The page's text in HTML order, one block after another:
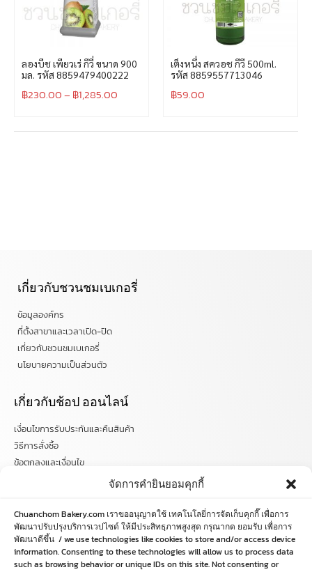
จัดการคำยินยอมคุกกี้
Chuanchom Bakery.com เราขออนุญาตใช้ เทคโนโลยี่การจัดเก็บคุกกี๊ เพื่อการ
พัฒนาปรับปรุงบริการเวปไซด์ ให้มีประสิทธฺภาพสูงสุด กรุณากด ยอมรับ เพื่อการ
พัฒนาดีขึ้น / we use technologies like cookies to store and/or access device
information. Consenting to these technologies will allow us to process data
such as browsing behavior or unique IDs on this site. Not consenting or
ลองบีช เพียวเร่ กีวี่ ขนาด 900
มล. รหัส 8859479400222
฿230.00– ฿1,285.00
เต็งหนึ่ง สควอช กีวี 500ml.
รหัส 8859557713046
฿59.00
เกี่ยวกับชวนชมเบเกอรี่
ข้อมูลองค์กร
ที่ตั้งสาขาและเวลาเปิด-ปิด
เกี่ยวกับชวนชมเบเกอรี่
นโยบายความเป็นส่วนตัว
เกี่ยวกับช้อป ออนไลน์
เงื่อนไขการรับประกันและคืนสินค้า
วิธีการสั่งซื้อ
ข้อตกลงและเงื่อนไข
ติดตามข่าวสารได้ที่
chuanchombakery
chuanchombakery